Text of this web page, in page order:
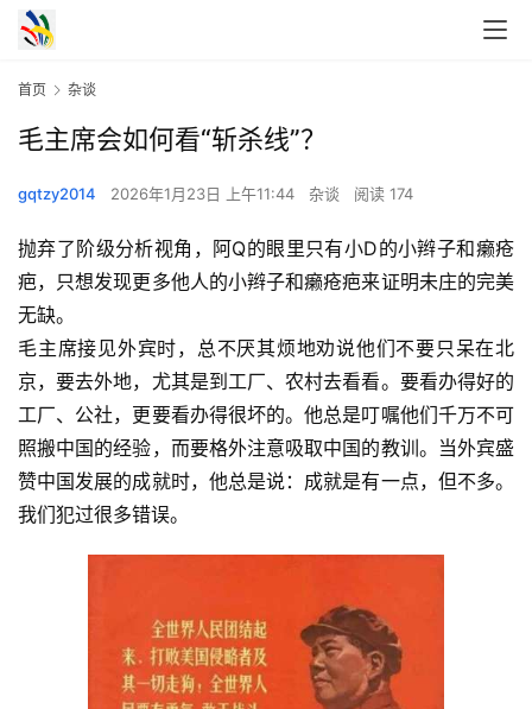
首页 杂谈
毛主席会如何看“斩杀线”？
gqtzy2014 2026年1月23日 上午11:44 杂谈 阅读 174
抛弃了阶级分析视角，阿Q的眼里只有小D的小辫子和癞疮
疤，只想发现更多他人的小辫子和癞疮疤来证明未庄的完美
无缺。
毛主席接见外宾时，总不厌其烦地劝说他们不要只呆在北
京，要去外地，尤其是到工厂、农村去看看。要看办得好的
工厂、公社，更要看办得很坏的。他总是叮嘱他们千万不可
照搬中国的经验，而要格外注意吸取中国的教训。当外宾盛
赞中国发展的成就时，他总是说：成就是有一点，但不多。
我们犯过很多错误。